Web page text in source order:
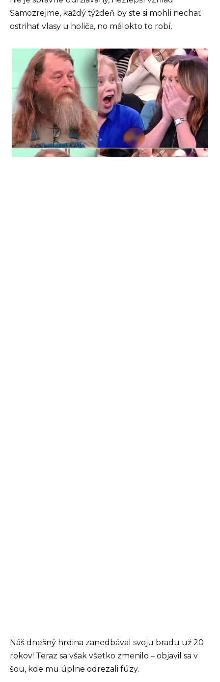
Samozrejme, každý týždeň by ste si mohli nechať
ostrihať vlasy u holiča, no málokto to robí.
Náš dnešný hrdina zanedbával svoju bradu už 20
rokov! Teraz sa však všetko zmenilo – objavil sa v
šou, kde mu úplne odrezali fúzy.